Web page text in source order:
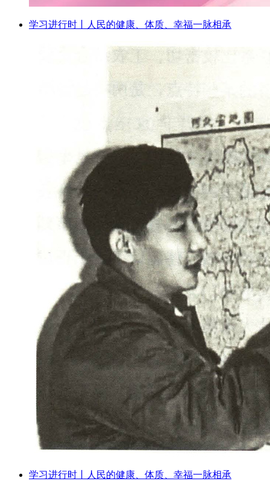
学习进行时丨人民的健康、体质、幸福一脉相承
学习进行时丨人民的健康、体质、幸福一脉相承